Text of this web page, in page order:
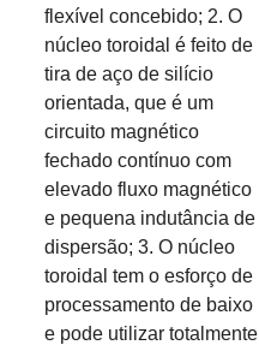
flexível concebido; 2. O
núcleo toroidal é feito de
tira de aço de silício
orientada, que é um
circuito magnético
fechado contínuo com
elevado fluxo magnético
e pequena indutância de
dispersão; 3. O núcleo
toroidal tem o esforço de
processamento de baixo
e pode utilizar totalmente